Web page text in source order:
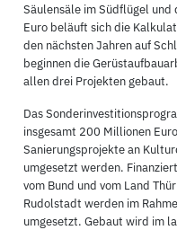
Säulensäle im Südflügel
Euro beläuft sich die
den nächsten Jahren auf
beginnen die
allen drei Projekten gebaut.
Das
insgesamt 200 Millionen
Sanierungsprojekte an
umgesetzt werden.
vom Bund und vom Land
Rudolstadt werden im
umgesetzt. Gebaut wird im